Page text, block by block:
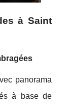
à Saint
panorama
à base de